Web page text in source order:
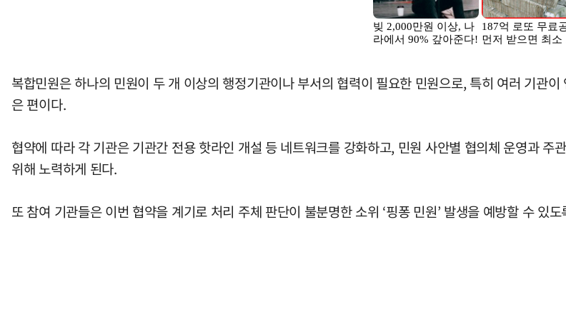
복합민원은 하나의 민원이 두 개 이상의 행정기관이나 부서의 협력이 필요한 민원으로, 특히 여러 기관
은 편이다.
협약에 따라 각 기관은 기관간 전용 핫라인 개설 등 네트워크를 강화하고, 민원 사안별 협의체 운영과
위해 노력하게 된다.
또 참여 기관들은 이번 협약을 계기로 처리 주체 판단이 불분명한 소위 ‘핑퐁 민원’ 발생을 예방할 수 있